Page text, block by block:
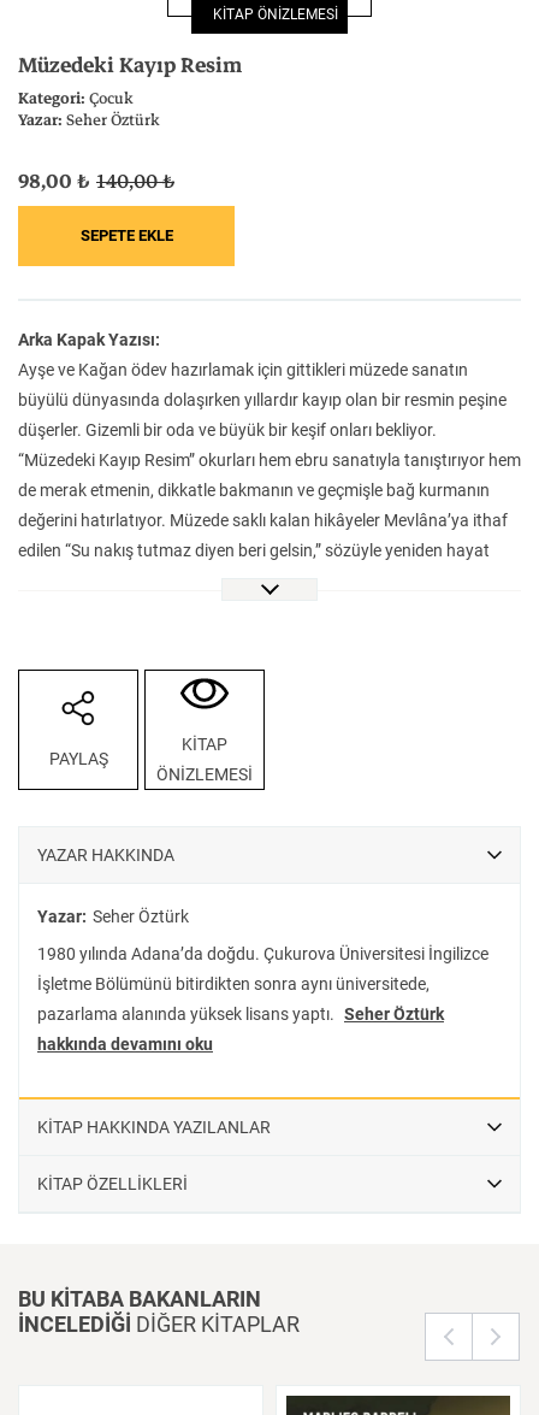
Felsefe Kesişimler
İnsan ve Toplum
Klasik
KİTAP ÖNİZLEMESİ
Müzedeki Kayıp Resim
Kategori:Çocuk
Yazar:Seher Öztürk
Arka Kapak Yazısı:
Ayşe ve Kağan ödev hazırlamak için gittikleri müzede sanatın
büyülü dünyasında dolaşırken yıllardır kayıp olan bir resmin peşine
düşerler. Gizemli bir oda ve büyük bir keşif onları bekliyor.
“Müzedeki Kayıp Resim” okurları hem ebru sanatıyla tanıştırıyor hem
de merak etmenin, dikkatle bakmanın ve geçmişle bağ kurmanın
değerini hatırlatıyor. Müzede saklı kalan hikâyeler Mevlâna’ya ithaf
edilen “Su nakış tutmaz diyen beri gelsin,” sözüyle yeniden hayat
98,00 ₺ 140,00 ₺
PAYLAŞ
KİTAP
ÖNİZLEMESİ
YAZAR HAKKINDA
Yazar: Seher Öztürk
1980 yılında Adana’da doğdu. Çukurova Üniversitesi İngilizce
İşletme Bölümünü bitirdikten sonra aynı üniversitede,
pazarlama alanında yüksek lisans yaptı. Seher Öztürk
hakkında devamını oku
KİTAP HAKKINDA YAZILANLAR
KİTAP ÖZELLİKLERİ
BU KİTABA BAKANLARIN
İNCELEDİĞİ DİĞER KİTAPLAR